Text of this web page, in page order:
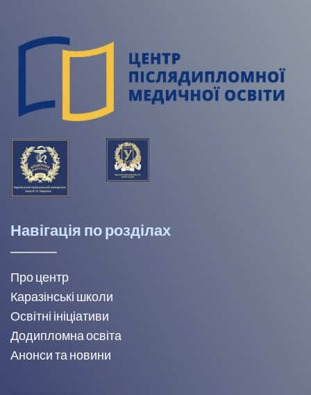
Навігація по розділах
Про центр
Каразінські школи
Освітні ініціативи
Додипломна освіта
Анонси та новини